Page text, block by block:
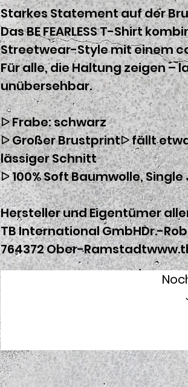
Starkes Statement auf der
Das BE FEARLESS T-Shirt
Streetwear-Style mit einem
Für alle, die Haltung zeigen –
unübersehbar.
ᐅ Frabe: schwarz
ᐅ Großer Brustprintᐅ fällt
lässiger Schnitt
ᐅ 100% Soft Baumwolle,
Hersteller und Eigentümer
TB International GmbHDr.-
764372 Ober-